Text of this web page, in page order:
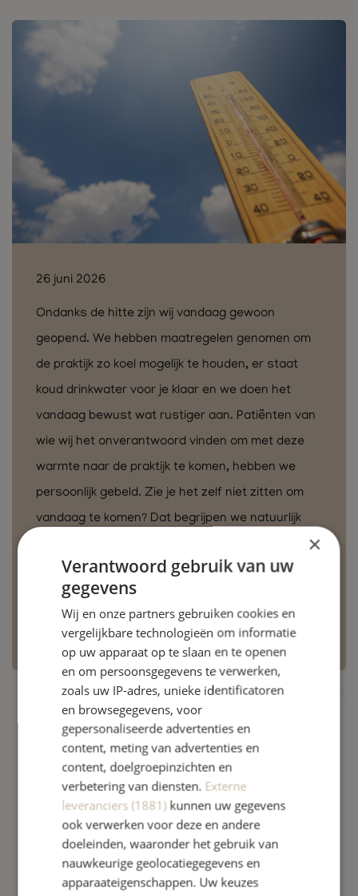
26 juni 2026
Ondanks de hitte zijn wij vandaag gewoon
geopend. We hebben maatregelen genomen om
de praktijk zo koel mogelijk te houden, er staat
koud drinkwater voor je klaar en we doen het
vandaag bewust wat rustiger aan. Patiënten van
wie wij het onverantwoord vinden om met deze
warmte naar de praktijk te komen, hebben we
persoonlijk gebeld. Zie je het zelf niet zitten om
vandaag te komen? Dat begrijpen we natuurlijk
heel goed. In dat geval kun je je afspraak vandaag
kosteloos, ook op het laatste moment, annuleren.
Zorg goed voor jezelf en neem bij twijfel gerust
contact met ons op.
×
Verantwoord gebruik van uw
gegevens
Wij en onze partners gebruiken cookies en
vergelijkbare technologieën om informatie
op uw apparaat op te slaan en te openen
en om persoonsgegevens te verwerken,
zoals uw IP-adres, unieke identificatoren
en browsegegevens, voor
gepersonaliseerde advertenties en
content, meting van advertenties en
content, doelgroepinzichten en
verbetering van diensten. Externe
leveranciers (1881)kunnen uw gegevens
ook verwerken voor deze en andere
doeleinden, waaronder het gebruik van
nauwkeurige geolocatiegegevens en
apparaateigenschappen. Uw keuzes